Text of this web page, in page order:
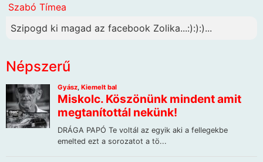
Szabó Tímea
Szipogd ki magad az facebook Zolika...:):):)...
Népszerű